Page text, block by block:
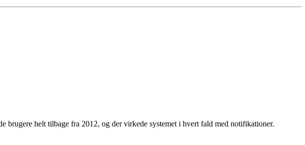
helt tilbage fra 2012, og der virkede systemet i hvert fald med notifikationer.